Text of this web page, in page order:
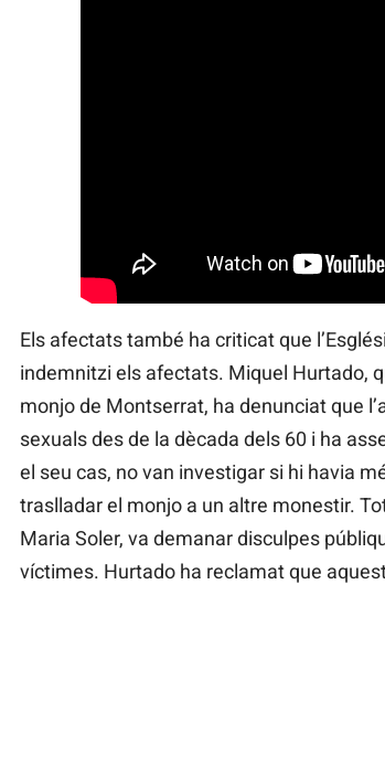
Els afectats també ha criticat que
indemnitzi els afectats. Miquel Hurtado,
monjo de Montserrat, ha denunciat que
sexuals des de la dècada dels 60 i ha
el seu cas, no van investigar si hi havia
traslladar el monjo a un altre monestir.
Maria Soler, va demanar disculpes
víctimes. Hurtado ha reclamat que